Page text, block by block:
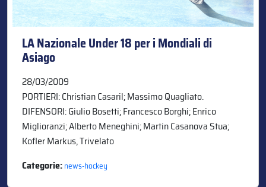
LA Nazionale Under 18 per i Mondiali di
Asiago
28/03/2009
PORTIERI: Christian Casaril; Massimo Quagliato.
DIFENSORI: Giulio Bosetti; Francesco Borghi; Enrico
Miglioranzi; Alberto Meneghini; Martin Casanova Stua;
Kofler Markus, Trivelato
Categorie:news-hockey